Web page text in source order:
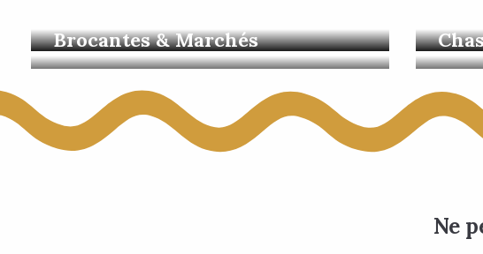
Brocantes & Marchés
Ne